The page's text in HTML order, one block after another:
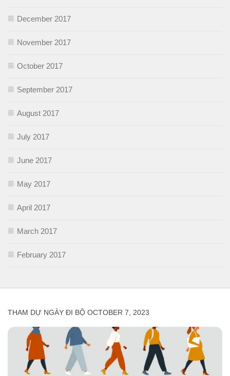
December 2017
November 2017
October 2017
September 2017
August 2017
July 2017
June 2017
May 2017
April 2017
March 2017
February 2017
THAM DỰ NGÀY ĐI BỘ OCTOBER 7, 2023